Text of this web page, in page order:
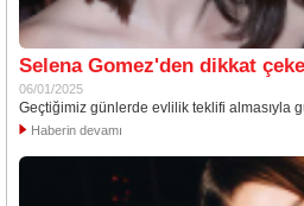
Selena Gomez'den dikkat
06/01/2025
Geçtiğimiz günlerde evlilik teklifi almasıyla
Haberin devamı